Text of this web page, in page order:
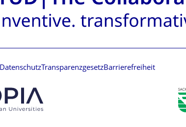
DatenschutzTransparenzgesetzBarrierefreiheit